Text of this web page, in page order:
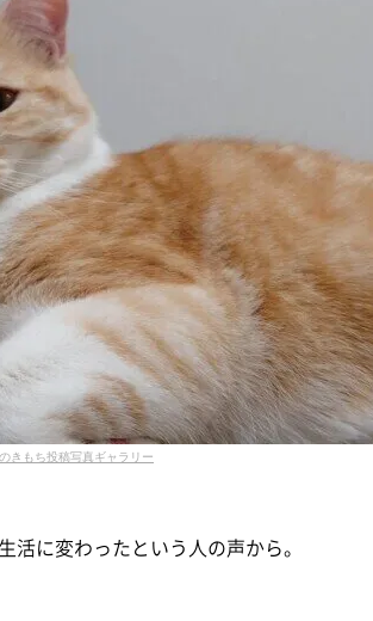
きもち投稿写真ギャラリー
に変わったという人の声から。